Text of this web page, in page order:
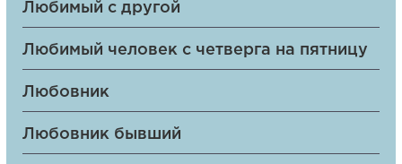
Любимый с другой
Любимый человек с четверга на пятницу
Любовник
Любовник бывший